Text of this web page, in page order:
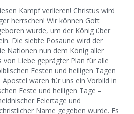
Kampf verlieren! Christus wird
herrschen! Wir können Gott
wurde, um der König über
Die siebte Posaune wird der
Nationen nun dem König aller
von Liebe geprägter Plan für alle
Festen und heiligen Tagen
Apostel waren für uns ein Vorbild in
Feste und heiligen Tage –
Feiertage und
Name gegeben wurde. Es